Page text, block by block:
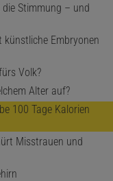
Stimmung – und
künstliche Embryonen
Volk?
Alter auf?
100 Tage Kalorien
Misstrauen und